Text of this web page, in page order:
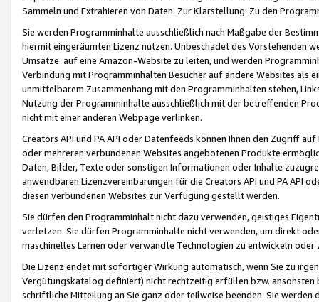
Sammeln und Extrahieren von Daten. Zur Klarstellung: Zu den
Sie werden Programminhalte ausschließlich nach Maßgabe der
hiermit eingeräumten Lizenz nutzen. Unbeschadet des Vorstehenden
Umsätze auf eine Amazon-Website zu leiten, und werden
Verbindung mit Programminhalten Besucher auf andere Websites als
unmittelbarem Zusammenhang mit den Programminhalten stehen,
Nutzung der Programminhalte ausschließlich mit der betreffenden
nicht mit einer anderen Webpage verlinken.
Creators API und PA API oder Datenfeeds können Ihnen den Zugriff
oder mehreren verbundenen Websites angebotenen Produkte
Daten, Bilder, Texte oder sonstigen Informationen oder Inhalte
anwendbaren Lizenzvereinbarungen für die Creators API und PA API
diesen verbundenen Websites zur Verfügung gestellt werden.
Sie dürfen den Programminhalt nicht dazu verwenden, geistiges
verletzen. Sie dürfen Programminhalte nicht verwenden, um direkt
maschinelles Lernen oder verwandte Technologien zu entwickeln
Die Lizenz endet mit sofortiger Wirkung automatisch, wenn Sie zu
Vergütungskatalog definiert) nicht rechtzeitig erfüllen bzw. ansonsten
schriftliche Mitteilung an Sie ganz oder teilweise beenden. Sie werden